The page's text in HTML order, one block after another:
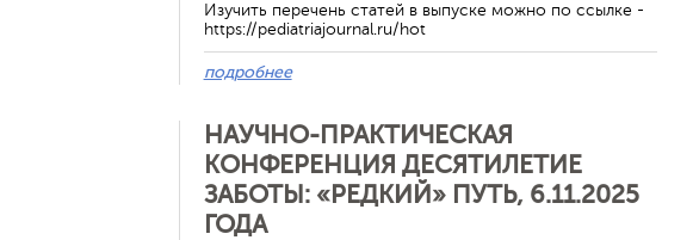
Изучить перечень статей в выпуске можно по ссылке -
https://pediatriajournal.ru/hot
подробнее
НАУЧНО-ПРАКТИЧЕСКАЯ
КОНФЕРЕНЦИЯ ДЕСЯТИЛЕТИЕ
ЗАБОТЫ: «РЕДКИЙ» ПУТЬ, 6.11.2025
ГОДА